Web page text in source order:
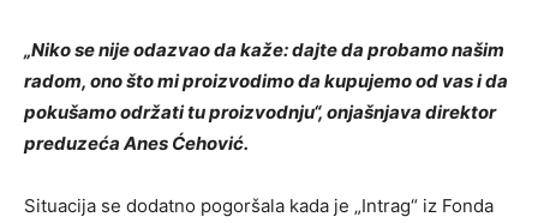
„Niko se nije odazvao da kaže: dajte da probamo našim
radom, ono što mi proizvodimo da kupujemo od vas i da
pokušamo održati tu proizvodnju“, onjašnjava direktor
preduzeća Anes Ćehović.
Situacija se dodatno pogoršala kada je „Intrag“ iz Fonda